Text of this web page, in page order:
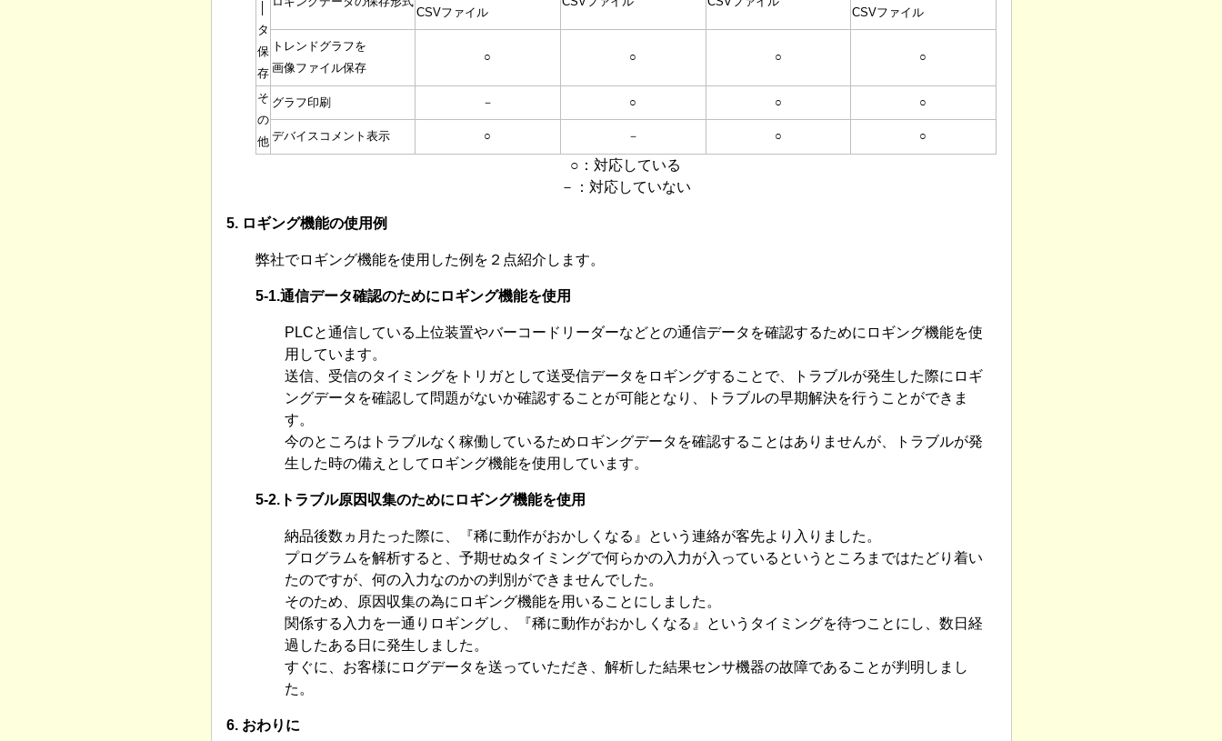
タ
保
存
CSVファイル
CSVファイル
トレンドグラフを
画像ファイル保存
○ ○ ○ ○
そ
の
他
グラフ印刷 － ○ ○ ○
デバイスコメント表示 ○ － ○ ○
○：対応している
－：対応していない
5. ロギング機能の使用例
弊社でロギング機能を使用した例を２点紹介します。
5-1.通信データ確認のためにロギング機能を使用
PLCと通信している上位装置やバーコードリーダーなどとの通信データを確認するためにロギング機能を使
用しています。
送信、受信のタイミングをトリガとして送受信データをロギングすることで、トラブルが発生した際にロギ
ングデータを確認して問題がないか確認することが可能となり、トラブルの早期解決を行うことができま
す。
今のところはトラブルなく稼働しているためロギングデータを確認することはありませんが、トラブルが発
生した時の備えとしてロギング機能を使用しています。
5-2.トラブル原因収集のためにロギング機能を使用
納品後数ヵ月たった際に、『稀に動作がおかしくなる』という連絡が客先より入りました。
プログラムを解析すると、予期せぬタイミングで何らかの入力が入っているというところまではたどり着い
たのですが、何の入力なのかの判別ができませんでした。
そのため、原因収集の為にロギング機能を用いることにしました。
関係する入力を一通りロギングし、『稀に動作がおかしくなる』というタイミングを待つことにし、数日経
過したある日に発生しました。
すぐに、お客様にログデータを送っていただき、解析した結果センサ機器の故障であることが判明しまし
た。
6. おわりに